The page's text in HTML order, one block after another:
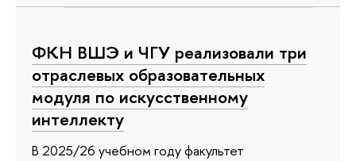
ФКН ВШЭ и ЧГУ реализовали три
отраслевых образовательных
модуля по искусственному
интеллекту
В 2025/26 учебном году факультет